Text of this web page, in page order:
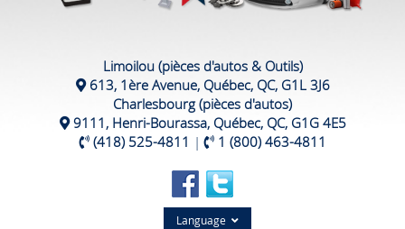
Limoilou (pièces d'autos & Outils)
613, 1ère Avenue, Québec, QC, G1L 3J6
Charlesbourg (pièces d'autos)
9111, Henri-Bourassa, Québec, QC, G1G 4E5
(418) 525-4811 | 1 (800) 463-4811
Language